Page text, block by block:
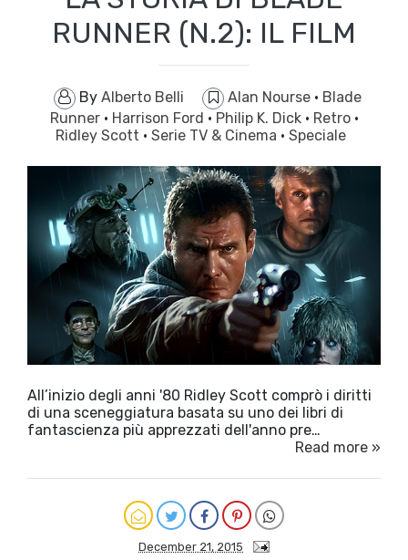
RUNNER (N.2): IL FILM
By Alberto Belli Alan Nourse · Blade
Runner · Harrison Ford · Philip K. Dick · Retro ·
Ridley Scott · Serie TV & Cinema · Speciale
All’inizio degli anni '80 Ridley Scott comprò i diritti
di una sceneggiatura basata su uno dei libri di
fantascienza più apprezzati dell'anno pre…
Read more »
December 21, 2015